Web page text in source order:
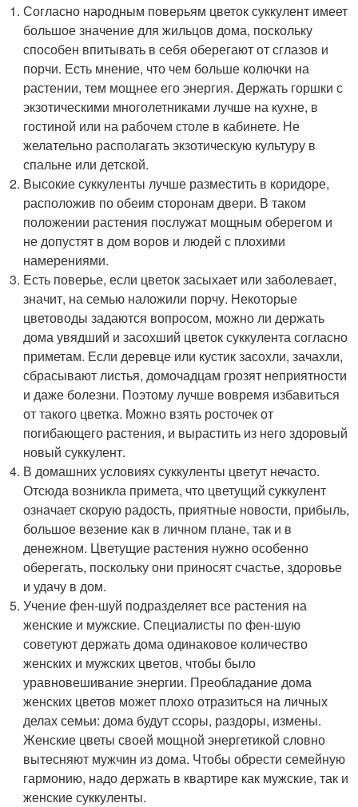
Согласно народным поверьям цветок суккулент имеет
большое значение для жильцов дома, поскольку
способен впитывать в себя оберегают от сглазов и
порчи. Есть мнение, что чем больше колючки на
растении, тем мощнее его энергия. Держать горшки с
экзотическими многолетниками лучше на кухне, в
гостиной или на рабочем столе в кабинете. Не
желательно располагать экзотическую культуру в
спальне или детской.
Высокие суккуленты лучше разместить в коридоре,
расположив по обеим сторонам двери. В таком
положении растения послужат мощным оберегом и
не допустят в дом воров и людей с плохими
намерениями.
Есть поверье, если цветок засыхает или заболевает,
значит, на семью наложили порчу. Некоторые
цветоводы задаются вопросом, можно ли держать
дома увядший и засохший цветок суккулента согласно
приметам. Если деревце или кустик засохли, зачахли,
сбрасывают листья, домочадцам грозят неприятности
и даже болезни. Поэтому лучше вовремя избавиться
от такого цветка. Можно взять росточек от
погибающего растения, и вырастить из него здоровый
новый суккулент.
В домашних условиях суккуленты цветут нечасто.
Отсюда возникла примета, что цветущий суккулент
означает скорую радость, приятные новости, прибыль,
большое везение как в личном плане, так и в
денежном. Цветущие растения нужно особенно
оберегать, поскольку они приносят счастье, здоровье
и удачу в дом.
Учение фен-шуй подразделяет все растения на
женские и мужские. Специалисты по фен-шую
советуют держать дома одинаковое количество
женских и мужских цветов, чтобы было
уравновешивание энергии. Преобладание дома
женских цветов может плохо отразиться на личных
делах семьи: дома будут ссоры, раздоры, измены.
Женские цветы своей мощной энергетикой словно
вытесняют мужчин из дома. Чтобы обрести семейную
гармонию, надо держать в квартире как мужские, так и
женские суккуленты.